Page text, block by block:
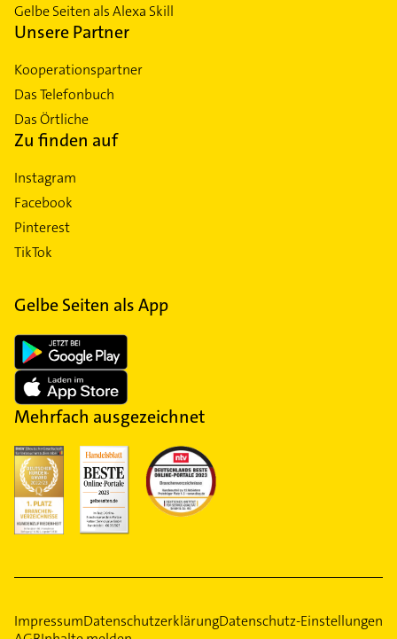
Gelbe Seiten als Alexa Skill
Unsere Partner
Kooperationspartner
Das Telefonbuch
Das Örtliche
Zu finden auf
Instagram
Facebook
Pinterest
TikTok
Gelbe Seiten als App
Mehrfach ausgezeichnet
ImpressumDatenschutzerklärungDatenschutz-Einstellungen